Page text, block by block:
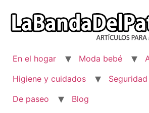
contenido
En el hogar Moda bebé
Higiene y cuidados
Seguridad
De paseo
Blog